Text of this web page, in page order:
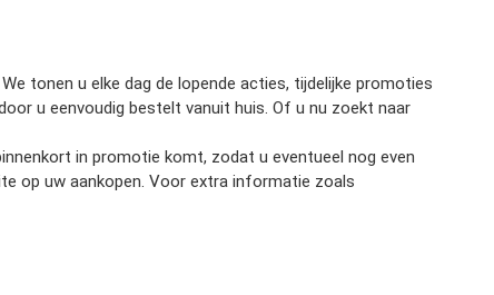
tonen u elke dag de lopende acties, tijdelijke promoties
u eenvoudig bestelt vanuit huis. Of u nu zoekt naar
in promotie komt, zodat u eventueel nog even
op uw aankopen. Voor extra informatie zoals